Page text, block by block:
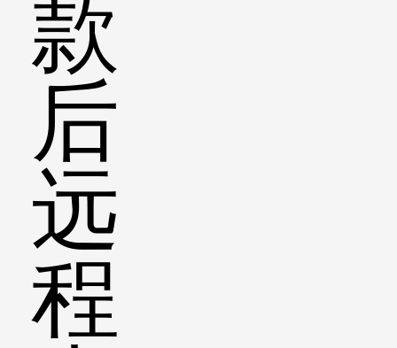
款
后
远
程